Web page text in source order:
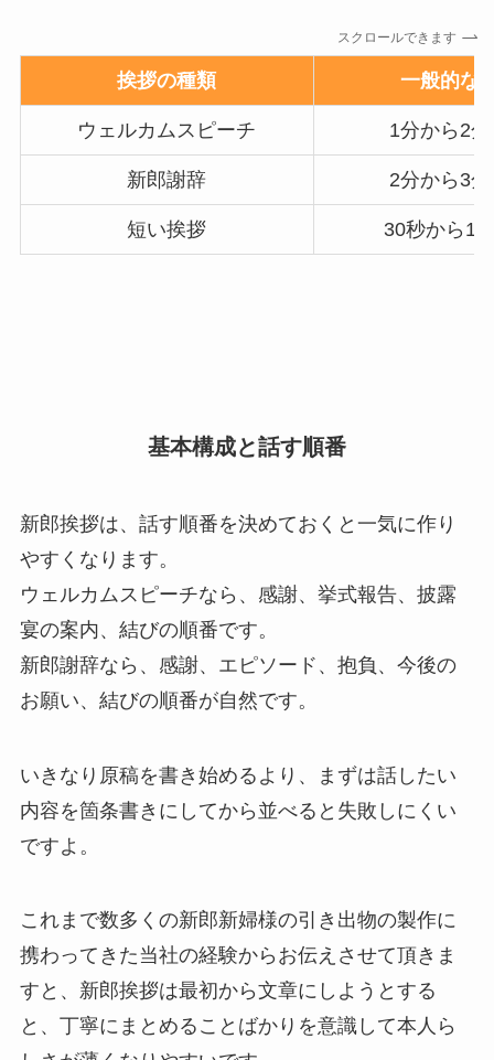
スクロールできます
挨拶の種類 一般的な
ウェルカムスピーチ 1分から2
新郎謝辞 2分から3
短い挨拶 30秒から1
基本構成と話す順番
新郎挨拶は、話す順番を決めておくと一気に作り
やすくなります。
ウェルカムスピーチなら、感謝、挙式報告、披露
宴の案内、結びの順番です。
新郎謝辞なら、感謝、エピソード、抱負、今後の
お願い、結びの順番が自然です。
いきなり原稿を書き始めるより、まずは話したい
内容を箇条書きにしてから並べると失敗しにくい
ですよ。
これまで数多くの新郎新婦様の引き出物の製作に
携わってきた当社の経験からお伝えさせて頂きま
すと、新郎挨拶は最初から文章にしようとする
と、丁寧にまとめることばかりを意識して本人ら